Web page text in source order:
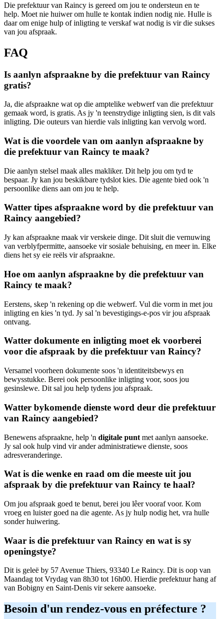
Die prefektuur van Raincy is gereed om jou te ondersteun en te
help. Moet nie huiwer om hulle te kontak indien nodig nie. Hulle is
daar om enige hulp of inligting te verskaf wat nodig is vir die sukses
van jou afspraak.
FAQ
Is aanlyn afspraakne by die prefektuur van Raincy
gratis?
Ja, die afspraakne wat op die amptelike webwerf van die prefektuur
gemaak word, is gratis. As jy 'n teenstrydige inligting sien, is dit vals
inligting. Die outeurs van hierdie vals inligting kan vervolg word.
Wat is die voordele van om aanlyn afspraakne by
die prefektuur van Raincy te maak?
Die aanlyn stelsel maak alles makliker. Dit help jou om tyd te
bespaar. Jy kan jou beskikbare tydslot kies. Die agente bied ook 'n
persoonlike diens aan om jou te help.
Watter tipes afspraakne word by die prefektuur van
Raincy aangebied?
Jy kan afspraakne maak vir verskeie dinge. Dit sluit die vernuwing
van verblyfpermitte, aansoeke vir sosiale behuising, en meer in. Elke
diens het sy eie reëls vir afspraakne.
Hoe om aanlyn afspraakne by die prefektuur van
Raincy te maak?
Eerstens, skep 'n rekening op die webwerf. Vul die vorm in met jou
inligting en kies 'n tyd. Jy sal 'n bevestigings-e-pos vir jou afspraak
ontvang.
Watter dokumente en inligting moet ek voorberei
voor die afspraak by die prefektuur van Raincy?
Versamel voorheen dokumente soos 'n identiteitsbewys en
bewysstukke. Berei ook persoonlike inligting voor, soos jou
gesinslewe. Dit sal jou help tydens jou afspraak.
Watter bykomende dienste word deur die prefektuur
van Raincy aangebied?
Benewens afspraakne, help 'n digitale punt met aanlyn aansoeke.
Jy sal ook hulp vind vir ander administratiewe dienste, soos
adresveranderinge.
Wat is die wenke en raad om die meeste uit jou
afspraak by die prefektuur van Raincy te haal?
Om jou afspraak goed te benut, berei jou lêer vooraf voor. Kom
vroeg en luister goed na die agente. As jy hulp nodig het, vra hulle
sonder huiwering.
Waar is die prefektuur van Raincy en wat is sy
openingstye?
Dit is geleë by 57 Avenue Thiers, 93340 Le Raincy. Dit is oop van
Maandag tot Vrydag van 8h30 tot 16h00. Hierdie prefektuur hang af
van Bobigny en Saint-Denis vir sekere aansoeke.
Besoin d'un rendez-vous en préfecture ?